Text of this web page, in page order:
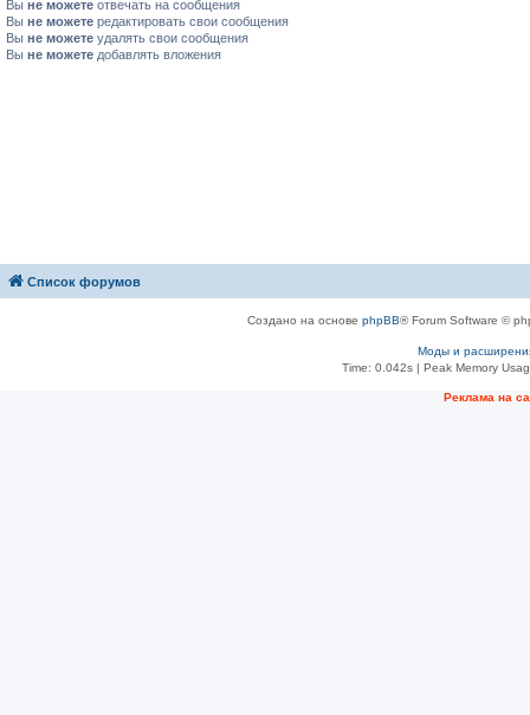
Вы не можете отвечать на сообщения
Вы не можете редактировать свои сообщения
Вы не можете удалять свои сообщения
Вы не можете добавлять вложения
Список форумов
Создано на основе phpBB® Forum Software ©
Моды и
Time: 0.042s| Peak Memory
Рeклама на